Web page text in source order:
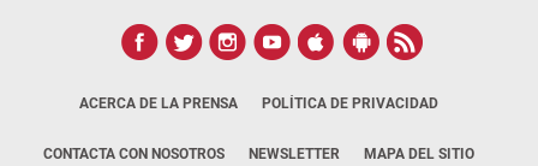
ACERCA DE LA PRENSA POLÍTICA DE PRIVACIDAD
CONTACTA CON NOSOTROS NEWSLETTER MAPA DEL SITIO